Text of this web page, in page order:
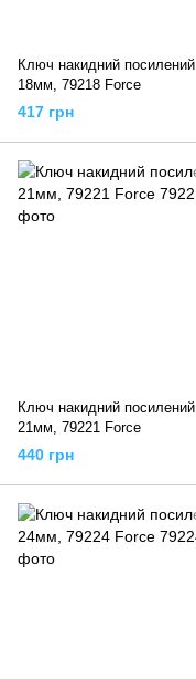
Ключ накидний посилений
18мм, 79218 Force
417 грн
Ключ накидний посилений
21мм, 79221 Force
440 грн